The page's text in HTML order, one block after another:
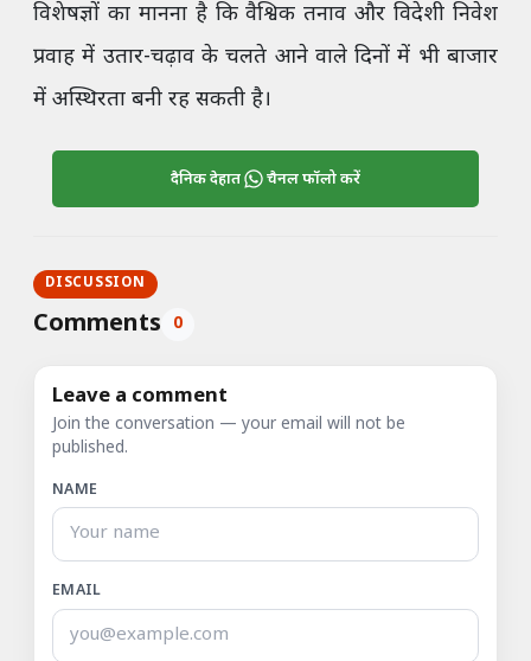
विशेषज्ञों का मानना है कि वैश्विक तनाव और विदेशी निवेश
प्रवाह में उतार-चढ़ाव के चलते आने वाले दिनों में भी बाजार
में अस्थिरता बनी रह सकती है।
दैनिक देहात चैनल फॉलो करें
DISCUSSION
Comments 0
Leave a comment
Join the conversation — your email will not be
published.
NAME
EMAIL